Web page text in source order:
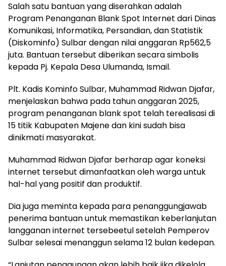
Salah satu bantuan yang diserahkan adalah
Program Penanganan Blank Spot Internet dari Dinas
Komunikasi, Informatika, Persandian, dan Statistik
(Diskominfo) Sulbar dengan nilai anggaran Rp562,5
juta. Bantuan tersebut diberikan secara simbolis
kepada Pj. Kepala Desa Ulumanda, Ismail.
Plt. Kadis Kominfo Sulbar, Muhammad Ridwan Djafar,
menjelaskan bahwa pada tahun anggaran 2025,
program penanganan blank spot telah terealisasi di
15 titik Kabupaten Majene dan kini sudah bisa
dinikmati masyarakat.
Muhammad Ridwan Djafar berharap agar koneksi
internet tersebut dimanfaatkan oleh warga untuk
hal-hal yang positif dan produktif.
Dia juga meminta kepada para penanggungjawab
penerima bantuan untuk memastikan keberlanjutan
langganan internet tersebeetul setelah Pemperov
Sulbar selesai menanggun selama 12 bulan kedepan.